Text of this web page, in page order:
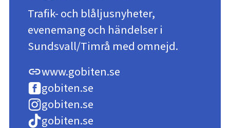
Trafik- och blåljusnyheter,
evenemang och händelser i
Sundsvall/Timrå med omnejd.
linkwww.gobiten.se
gobiten.se
gobiten.se
gobiten.se